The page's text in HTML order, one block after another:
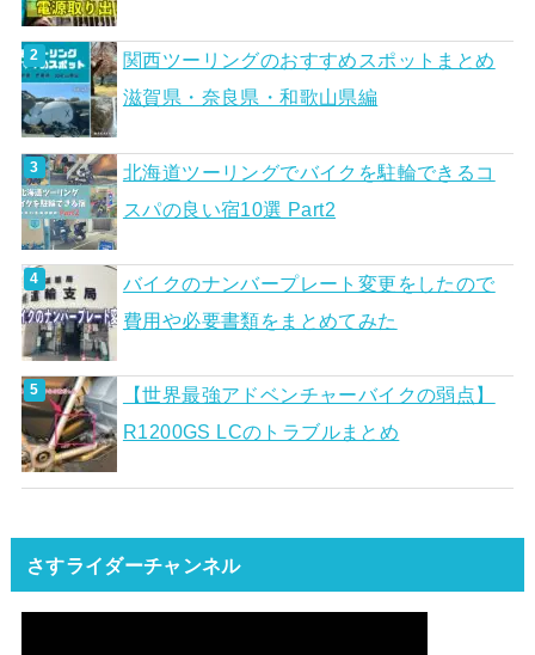
関西ツーリングのおすすめスポットまとめ
滋賀県・奈良県・和歌山県編
北海道ツーリングでバイクを駐輪できるコ
スパの良い宿10選 Part2
バイクのナンバープレート変更をしたので
費用や必要書類をまとめてみた
【世界最強アドベンチャーバイクの弱点】
R1200GS LCのトラブルまとめ
さすライダーチャンネル